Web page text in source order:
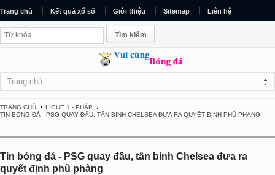
Trang chủ Kết quả xổ số Giới thiệu Sitemap Liên hệ
Trang chủ
TRANG CHỦ
LIGUE 1 - PHÁP
TIN BÓNG ĐÁ - PSG QUAY ĐẦU, TÂN BINH CHELSEA ĐƯA RA QUYẾT ĐỊNH PHŨ PHÀNG
Tin bóng đá - PSG quay đầu, tân binh Chelsea đưa ra
quyết định phũ phàng